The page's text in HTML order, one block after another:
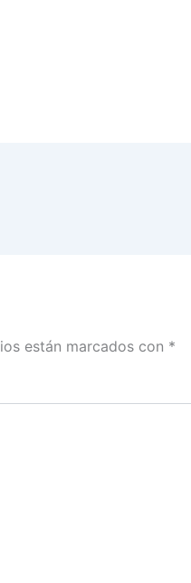
están marcados con *